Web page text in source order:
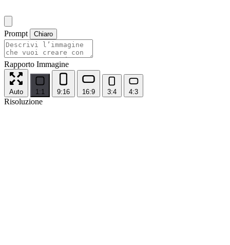
Prompt Chiaro
Rapporto Immagine
Auto 1:1 9:16 16:9 3:4 4:3
Risoluzione